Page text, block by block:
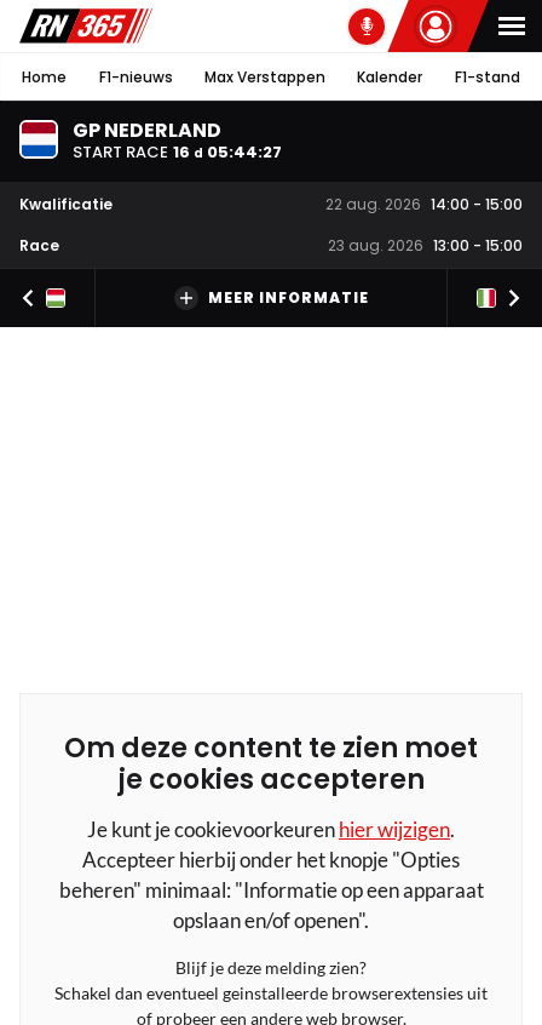
Home F1-nieuws Max Verstappen Kalender F1-stand
GP NEDERLAND
START RACE 16 d 05:44:27
Kwalificatie 22 aug. 2026 14:00 - 15:00
Race
23 aug. 2026 13:00 - 15:00
MEER INFORMATIE
Om deze content te zien moet
je cookies accepteren
Je kunt je cookievoorkeurenhier wijzigen.
Accepteer hierbij onder het knopje "Opties
beheren" minimaal: "Informatie op een apparaat
opslaan en/of openen".
Blijf je deze melding zien?
Schakel dan eventueel geinstalleerde browserextensies uit
of probeer een andere web browser.